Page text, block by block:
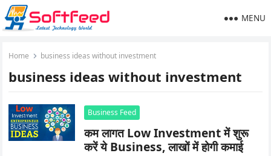
MENU
Home business ideas without investment
business ideas without investment
Business Feed
कम लागत Low Investment में शुरू
करें ये Business, लाखों में होगी कमाई